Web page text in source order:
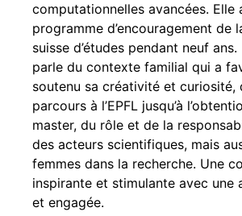
computationnelles avancées. Elle
programme d’encouragement de
suisse d’études pendant neuf ans.
parle du contexte familial qui a
soutenu sa créativité et curiosité,
parcours à l’EPFL jusqu’à
master, du rôle et de la
des acteurs scientifiques, mais
femmes dans la recherche. Une
inspirante et stimulante avec une
et engagée.